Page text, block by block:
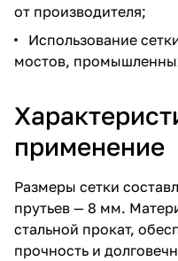
от производителя;
Использование
мостов,
применение
Размеры сетки
прутьев — 8 мм.
стальной прокат,
прочность и